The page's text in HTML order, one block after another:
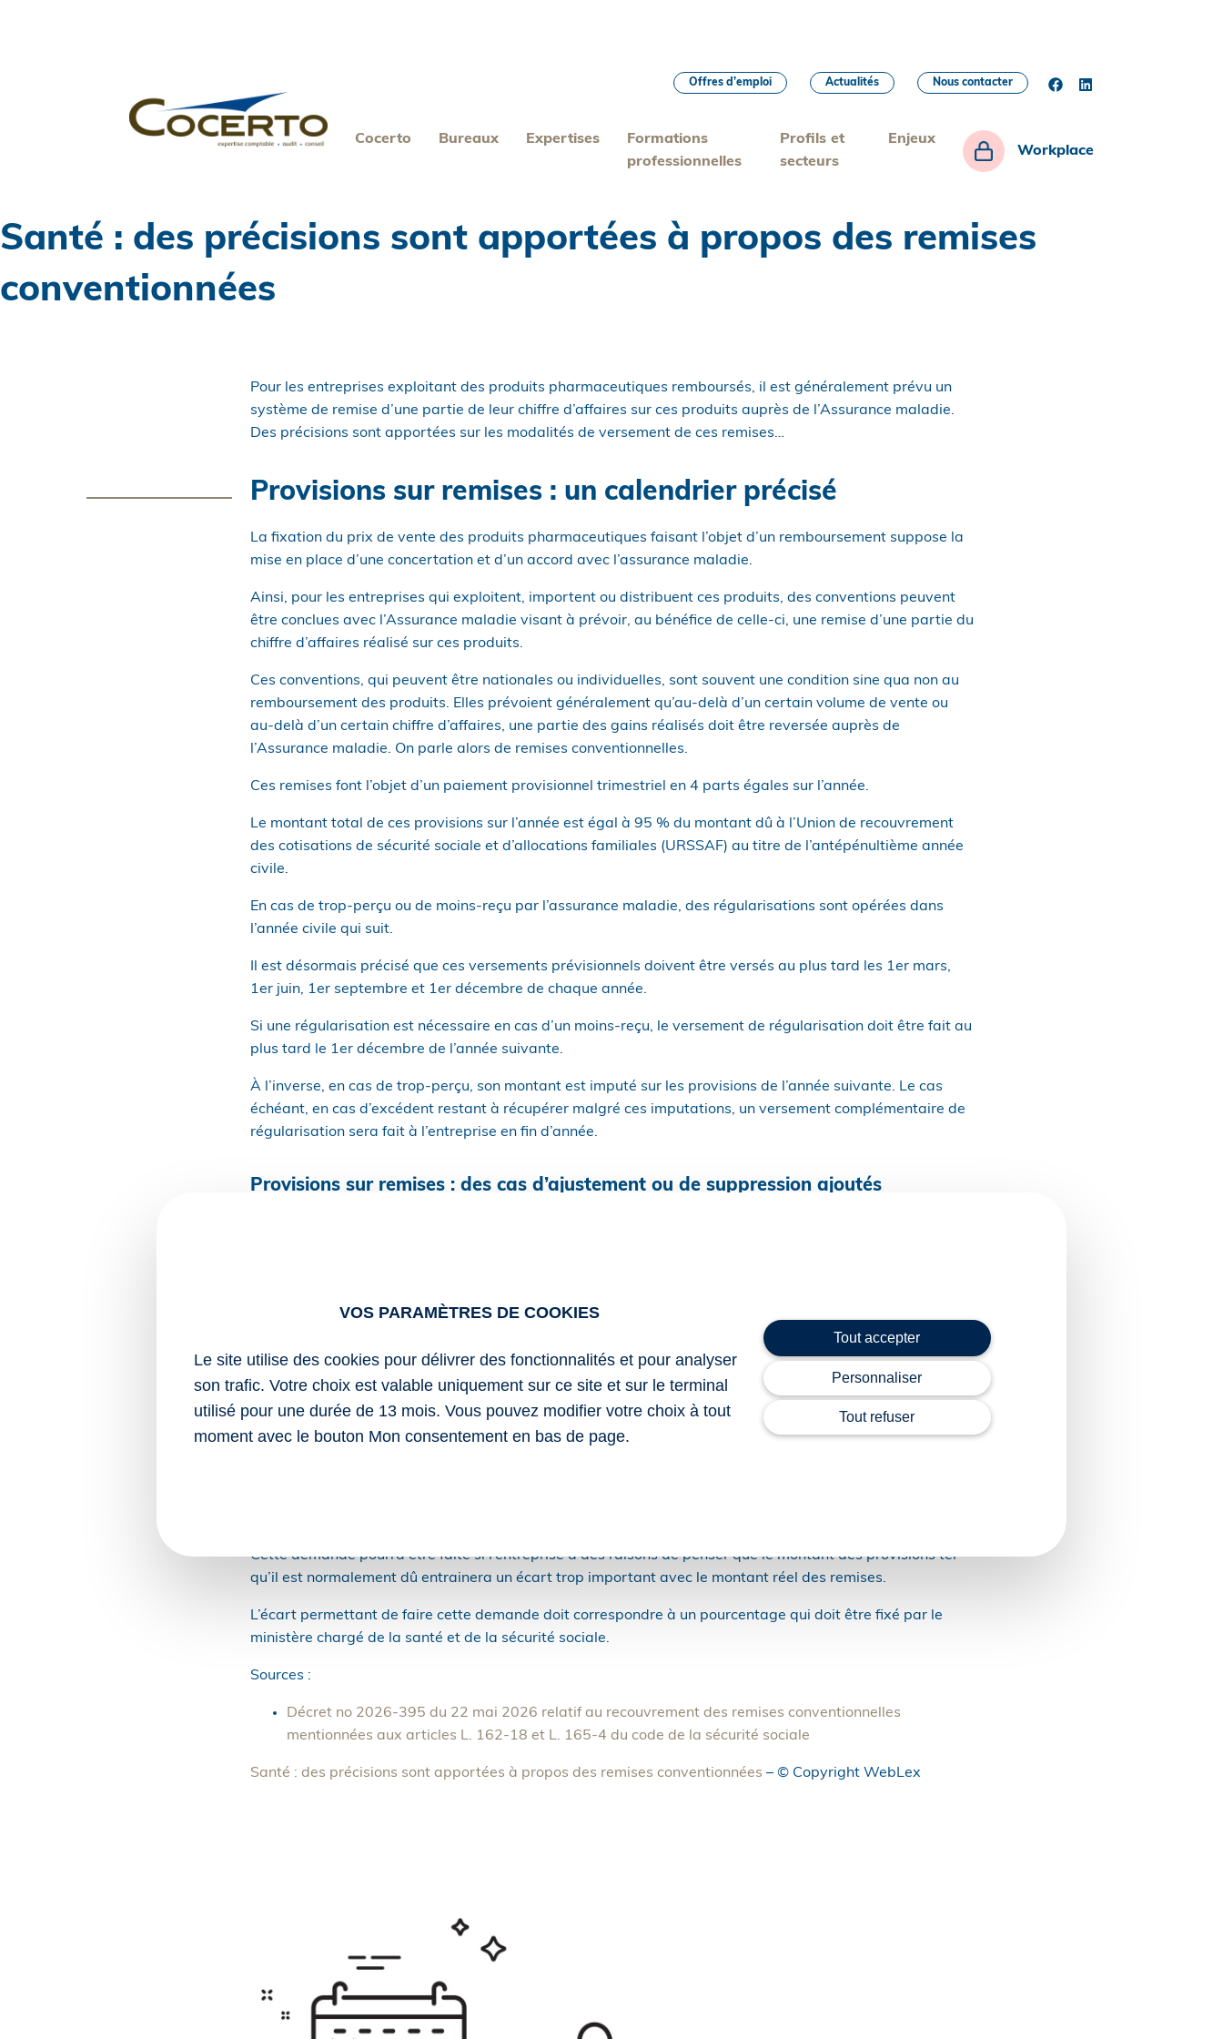
Cocerto Bureaux Expertises
Formations
professionnelles
Profils et
secteurs
Enjeux
Workplace
Offres d’emploi Actualités Nous contacter
Santé : des précisions sont apportées à propos des remises
conventionnées
Pour les entreprises exploitant des produits pharmaceutiques remboursés, il est généralement prévu un
système de remise d’une partie de leur chiffre d’affaires sur ces produits auprès de l’Assurance maladie.
Des précisions sont apportées sur les modalités de versement de ces remises…
Provisions sur remises : un calendrier précisé
La fixation du prix de vente des produits pharmaceutiques faisant l’objet d’un remboursement suppose la
mise en place d’une concertation et d’un accord avec l’assurance maladie.
Ainsi, pour les entreprises qui exploitent, importent ou distribuent ces produits, des conventions peuvent
être conclues avec l’Assurance maladie visant à prévoir, au bénéfice de celle-ci, une remise d’une partie du
chiffre d’affaires réalisé sur ces produits.
Ces conventions, qui peuvent être nationales ou individuelles, sont souvent une condition sine qua non au
remboursement des produits. Elles prévoient généralement qu’au-delà d’un certain volume de vente ou
au-delà d’un certain chiffre d’affaires, une partie des gains réalisés doit être reversée auprès de
l’Assurance maladie. On parle alors de remises conventionnelles.
Ces remises font l’objet d’un paiement provisionnel trimestriel en 4 parts égales sur l’année.
Le montant total de ces provisions sur l’année est égal à 95 % du montant dû à l’Union de recouvrement
des cotisations de sécurité sociale et d’allocations familiales (URSSAF) au titre de l’antépénultième année
civile.
En cas de trop-perçu ou de moins-reçu par l’assurance maladie, des régularisations sont opérées dans
l’année civile qui suit.
Il est désormais précisé que ces versements prévisionnels doivent être versés au plus tard les 1er mars,
1er juin, 1er septembre et 1er décembre de chaque année.
Si une régularisation est nécessaire en cas d’un moins-reçu, le versement de régularisation doit être fait au
plus tard le 1er décembre de l’année suivante.
À l’inverse, en cas de trop-perçu, son montant est imputé sur les provisions de l’année suivante. Le cas
échéant, en cas d’excédent restant à récupérer malgré ces imputations, un versement complémentaire de
régularisation sera fait à l’entreprise en fin d’année.
Provisions sur remises : des cas d’ajustement ou de suppression ajoutés
scission d’une entreprise concernée par ces remises ;
transfert d’exploitation ou de distribution du produit ;
première exploitation, importation ou distribution d’un produit visé par une convention par une
L’ensemble des conditions liées à ces cas de figure sont détaillées
Cette demande pourra être faite si l’entreprise a des raisons de penser que le montant des provisions tel
qu’il est normalement dû entrainera un écart trop important avec le montant réel des remises.
L’écart permettant de faire cette demande doit correspondre à un pourcentage qui doit être fixé par le
ministère chargé de la santé et de la sécurité sociale.
Sources :
Décret no 2026-395 du 22 mai 2026 relatif au recouvrement des remises conventionnelles
mentionnées aux articles L. 162-18 et L. 165-4 du code de la sécurité sociale
Santé : des précisions sont apportées à propos des remises conventionnées – © Copyright WebLex
VOS PARAMÈTRES DE COOKIES
Le site utilise des cookies pour délivrer des fonctionnalités et pour analyser
son trafic. Votre choix est valable uniquement sur ce site et sur le terminal
utilisé pour une durée de 13 mois. Vous pouvez modifier votre choix à tout
moment avec le bouton Mon consentement en bas de page.
Tout accepter
Personnaliser
Tout refuser